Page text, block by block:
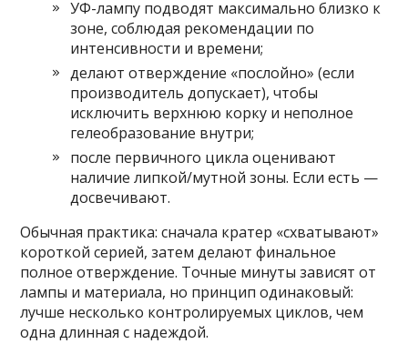
УФ-лампу подводят максимально близко к
зоне, соблюдая рекомендации по
интенсивности и времени;
делают отверждение «послойно» (если
производитель допускает), чтобы
исключить верхнюю корку и неполное
гелеобразование внутри;
после первичного цикла оценивают
наличие липкой/мутной зоны. Если есть —
досвечивают.
Обычная практика: сначала кратер «схватывают»
короткой серией, затем делают финальное
полное отверждение. Точные минуты зависят от
лампы и материала, но принцип одинаковый:
лучше несколько контролируемых циклов, чем
одна длинная с надеждой.